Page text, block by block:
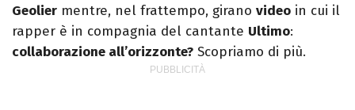
Geolier mentre, nel frattempo, girano video in cui il
rapper è in compagnia del cantante Ultimo:
collaborazione all’orizzonte? Scopriamo di più.